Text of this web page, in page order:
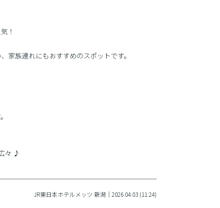
！
家族連れにもおすすめのスポットです。
々 ♪
JR東日本ホテルメッツ 新潟｜2026.04.03 (11:24)